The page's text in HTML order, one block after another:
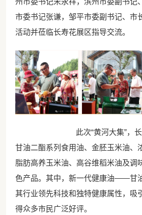
市委书记张谦，邹平市委副书记、市
活动并莅临长寿花展区指导交流。
此次“黄河大集”，
甘油二酯系列食用油、金胚玉米油、
脂肪高养玉米油、高谷维稻米油及调
色产品。其中，新一代健康油——甘
其行业领先科技和独特健康属性，吸
得众多市民广泛好评。